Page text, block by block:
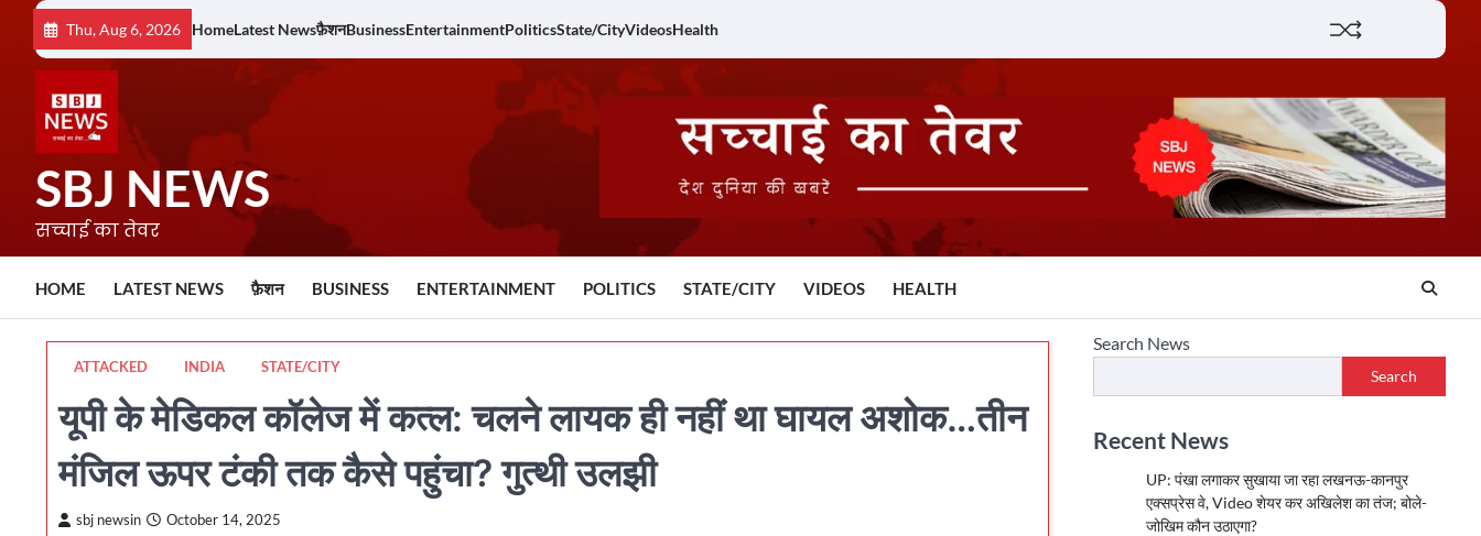
content
Thu, Aug 6, 2026 HomeLatest Newsफ़ैशनBusinessEntertainmentPoliticsState/CityVideosHealth
SBJ NEWS
सच्चाई का तेवर
HOME LATEST NEWS फ़ैशन BUSINESS ENTERTAINMENT POLITICS STATE/CITY VIDEOS HEALTH
ATTACKED INDIA STATE/CITY
यूपी के मेडिकल कॉलेज में कत्ल: चलने लायक ही नहीं था घायल अशोक…तीन
मंजिल ऊपर टंकी तक कैसे पहुंचा? गुत्थी उलझी
sbj newsin October 14, 2025
Search News
Search
Recent News
UP: पंखा लगाकर सुखाया जा रहा लखनऊ-कानपुर
एक्सप्रेस वे, Video शेयर कर अखिलेश का तंज; बोले-
जोखिम कौन उठाएगा?